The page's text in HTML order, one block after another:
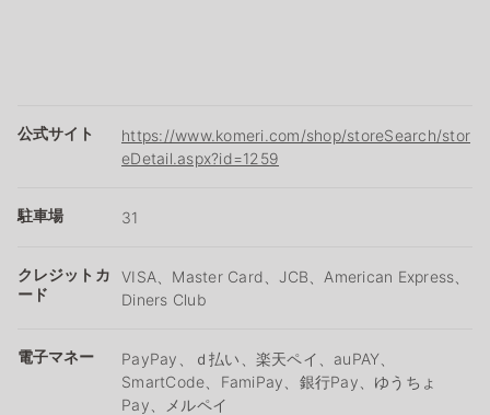
公式サイト
https://www.komeri.com/shop/storeSearch/stor
eDetail.aspx?id=1259
駐車場 31
クレジットカ
ード
VISA、Master Card、JCB、American Express、
Diners Club
電子マネー
PayPay、ｄ払い、楽天ペイ、auPAY、
SmartCode、FamiPay、銀行Pay、ゆうちょ
Pay、メルペイ